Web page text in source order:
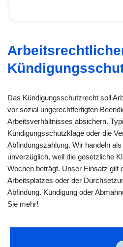
Das Kündigungsschutzrecht soll
vor sozial ungerechtfertigten
Arbeitsverhältnisses absichern.
Kündigungsschutzklage oder die
Abfindungszahlung. Wir handeln
unverzüglich, weil die gesetzliche
Wochen beträgt. Unser Einsatz gilt
Arbeitsplatzes oder der
Abfindung. Kündigung oder
Sie mehr!